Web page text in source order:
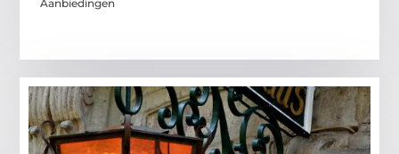
Aanbiedingen